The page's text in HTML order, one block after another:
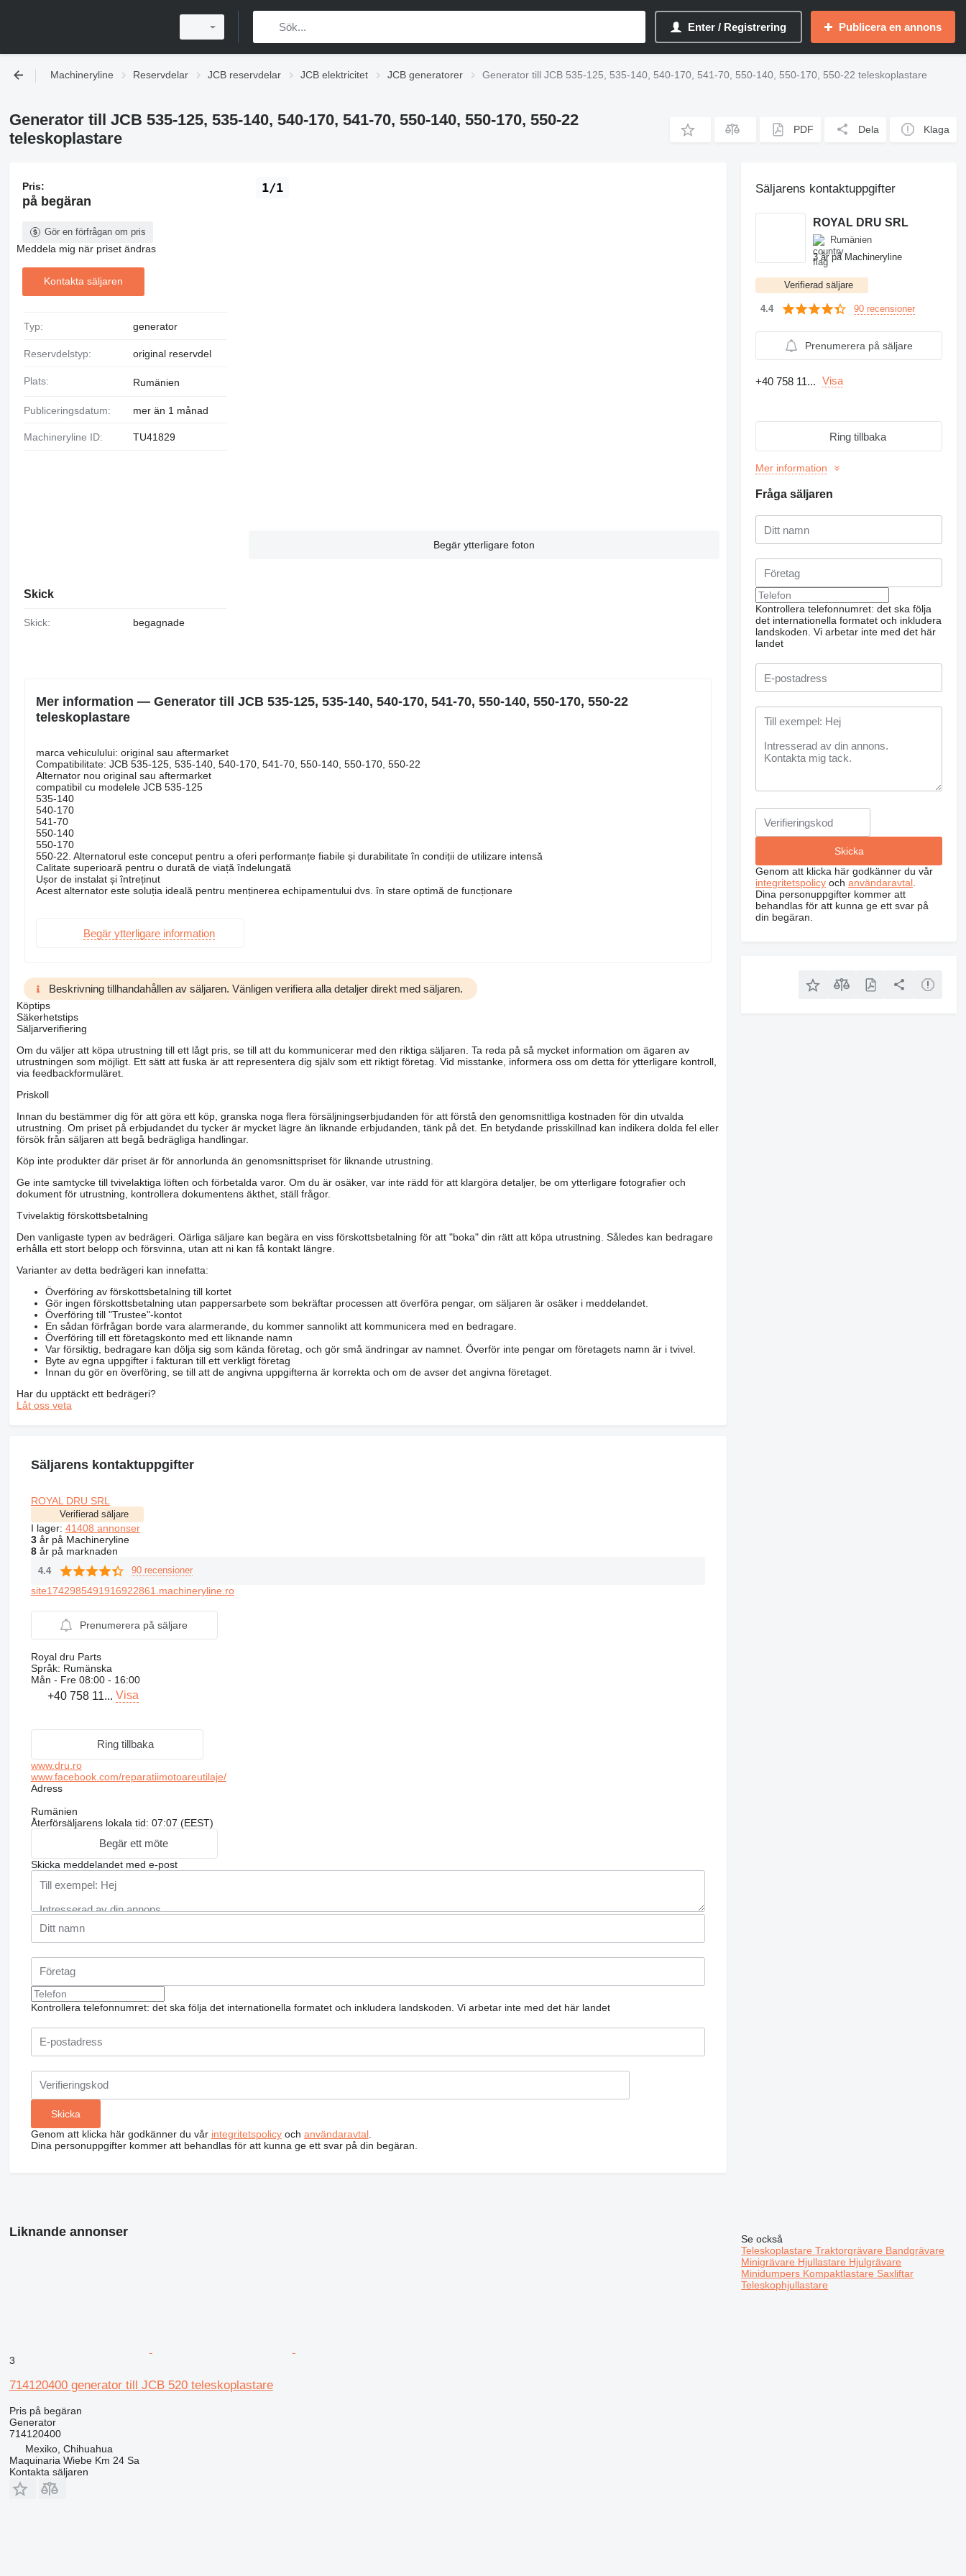
Enter / Registrering Publicera en annons
Machineryline Reservdelar JCB reservdelar JCB elektricitet JCB generatorer Generator till JCB 535-125, 535-140, 540-170, 541-70, 550-140, 550-170, 550-22 teleskoplastare
Generator till JCB 535-125, 535-140, 540-170, 541-70, 550-140, 550-170, 550-22
teleskoplastare
PDF Dela Klaga
1/1
Begär ytterligare foton
Pris:
på begäran
Gör en förfrågan om pris
Meddela mig när priset ändras
Kontakta säljaren
Typ: generator
Reservdelstyp: original reservdel
Plats: Rumänien
Publiceringsdatum: mer än 1 månad
Machineryline ID: TU41829
Skick
Skick: begagnade
Mer information — Generator till JCB 535-125, 535-140, 540-170, 541-70, 550-140, 550-170, 550-22
teleskoplastare
marca vehiculului: original sau aftermarket
Compatibilitate: JCB 535-125, 535-140, 540-170, 541-70, 550-140, 550-170, 550-22
Alternator nou original sau aftermarket
compatibil cu modelele JCB 535-125
535-140
540-170
541-70
550-140
550-170
550-22. Alternatorul este conceput pentru a oferi performanțe fiabile și durabilitate în condiții de utilizare intensă
Calitate superioară pentru o durată de viață îndelungată
Ușor de instalat și întreținut
Acest alternator este soluția ideală pentru menținerea echipamentului dvs. în stare optimă de funcționare
Begär ytterligare information
Beskrivning tillhandahållen av säljaren. Vänligen verifiera alla detaljer direkt med säljaren.
Köptips
Säkerhetstips
Säljarverifiering
Om du väljer att köpa utrustning till ett lågt pris, se till att du kommunicerar med den riktiga säljaren. Ta reda på så mycket information om ägaren av
utrustningen som möjligt. Ett sätt att fuska är att representera dig själv som ett riktigt företag. Vid misstanke, informera oss om detta för ytterligare kontroll,
via feedbackformuläret.
Priskoll
Innan du bestämmer dig för att göra ett köp, granska noga flera försäljningserbjudanden för att förstå den genomsnittliga kostnaden för din utvalda
utrustning. Om priset på erbjudandet du tycker är mycket lägre än liknande erbjudanden, tänk på det. En betydande prisskillnad kan indikera dolda fel eller
försök från säljaren att begå bedrägliga handlingar.
Köp inte produkter där priset är för annorlunda än genomsnittspriset för liknande utrustning.
Ge inte samtycke till tvivelaktiga löften och förbetalda varor. Om du är osäker, var inte rädd för att klargöra detaljer, be om ytterligare fotografier och
dokument för utrustning, kontrollera dokumentens äkthet, ställ frågor.
Tvivelaktig förskottsbetalning
Den vanligaste typen av bedrägeri. Oärliga säljare kan begära en viss förskottsbetalning för att "boka" din rätt att köpa utrustning. Således kan bedragare
erhålla ett stort belopp och försvinna, utan att ni kan få kontakt längre.
Varianter av detta bedrägeri kan innefatta:
Överföring av förskottsbetalning till kortet
Gör ingen förskottsbetalning utan pappersarbete som bekräftar processen att överföra pengar, om säljaren är osäker i meddelandet.
Överföring till "Trustee"-kontot
En sådan förfrågan borde vara alarmerande, du kommer sannolikt att kommunicera med en bedragare.
Överföring till ett företagskonto med ett liknande namn
Var försiktig, bedragare kan dölja sig som kända företag, och gör små ändringar av namnet. Överför inte pengar om företagets namn är i tvivel.
Byte av egna uppgifter i fakturan till ett verkligt företag
Innan du gör en överföring, se till att de angivna uppgifterna är korrekta och om de avser det angivna företaget.
Har du upptäckt ett bedrägeri?
Låt oss veta
Säljarens kontaktuppgifter
ROYAL DRU SRL
Verifierad säljare
I lager: 41408 annonser
3år på Machineryline
8år på marknaden
4.4 90 recensioner
site1742985491916922861.machineryline.ro
Prenumerera på säljare
Royal dru Parts
Språk: Rumänska
Mån - Fre 08:00 - 16:00
+40 758 11... Visa
Ring tillbaka
www.dru.ro
www.facebook.com/reparatiimotoareutilaje/
Adress
Rumänien
Återförsäljarens lokala tid: 07:07 (EEST)
Begär ett möte
Skicka meddelandet med e-post
Kontrollera telefonnumret: det ska följa det internationella formatet och inkludera landskoden. Vi arbetar inte med det här landet
Genom att klicka här godkänner du vår integritetspolicyoch användaravtal.
Dina personuppgifter kommer att behandlas för att kunna ge ett svar på din begäran.
Säljarens kontaktuppgifter
ROYAL DRU SRL
Rumänien
3 år på Machineryline
Verifierad säljare
4.4 90 recensioner
Prenumerera på säljare
+40 758 11... Visa
Ring tillbaka
Mer information
Fråga säljaren
Kontrollera telefonnumret: det ska följa
det internationella formatet och inkludera
landskoden. Vi arbetar inte med det här
landet
Genom att klicka här godkänner du vår
integritetspolicy ochanvändaravtal
Dina personuppgifter kommer att
behandlas för att kunna ge ett svar på
din begäran.
Liknande annonser
3
714120400 generator till JCB 520 teleskoplastare
Pris på begäran
Generator
714120400
Mexiko, Chihuahua
Maquinaria Wiebe Km 24 Sa
Kontakta säljaren
Se också
TeleskoplastareTraktorgrävare Bandgrävare
Minigrävare Hjullastare Hjulgrävare
Minidumpers Kompaktlastare Saxliftar
Teleskophjullastare